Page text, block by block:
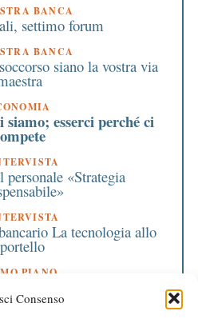
Consenso
BANCA
settimo forum
BANCA
siano la vostra via
esserci perché ci
personale «Strategia
La tecnologia allo
PIANO
per il territorio, ma
alle imprese